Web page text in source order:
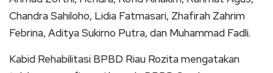
Chandra Sahiloho, Lidia Fatmasari, Zhafirah Zahrim
Febrina, Aditya Sukirno Putra, dan Muhammad Fadli.
Kabid Rehabilitasi BPBD Riau Rozita mengatakan